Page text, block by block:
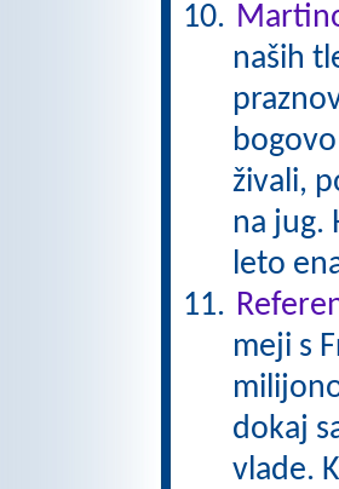
naših
živali,
na jug.
leto
meji s
dokaj
vlade.